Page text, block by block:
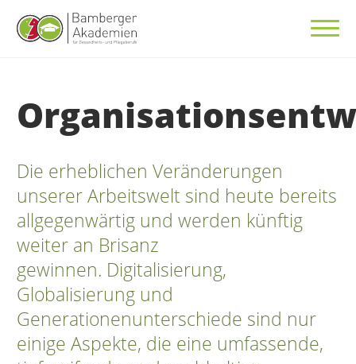
Die erheblichen Veränderungen
unserer Arbeitswelt sind heute bereits
allgegenwärtig und werden künftig
weiter an Brisanz
gewinnen. Digitalisierung,
Globalisierung und
Generationenunterschiede sind nur
einige Aspekte, die eine umfassende,